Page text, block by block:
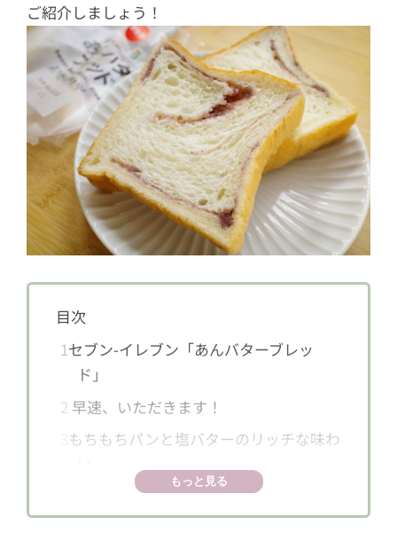
ご紹介しましょう！
目次
1セブン-イレブン「あんバターブレッ
ド」
2 早速、いただきます！
もちもちパンと塩バターのリッチな味わ
もっと見る